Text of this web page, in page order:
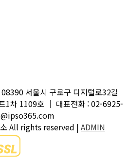
서울시 구로구 디지털로32길
1차 1109호 ｜ 대표전화 : 02-6925-
All rights reserved | ADMIN